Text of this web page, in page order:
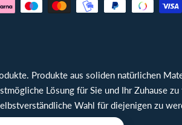
Produkte aus soliden natürlichen
Lösung für Sie und Ihr Zuhause
Wahl für diejenigen zu